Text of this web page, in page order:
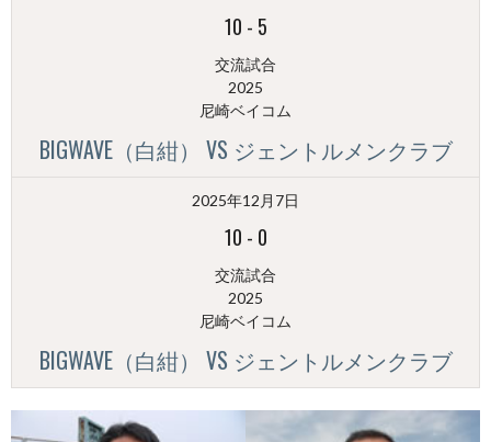
10 - 5
交流試合
2025
尼崎ベイコム
BIGWAVE（白紺） VS ジェントルメンクラブ
2025年12月7日
10 - 0
交流試合
2025
尼崎ベイコム
BIGWAVE（白紺） VS ジェントルメンクラブ